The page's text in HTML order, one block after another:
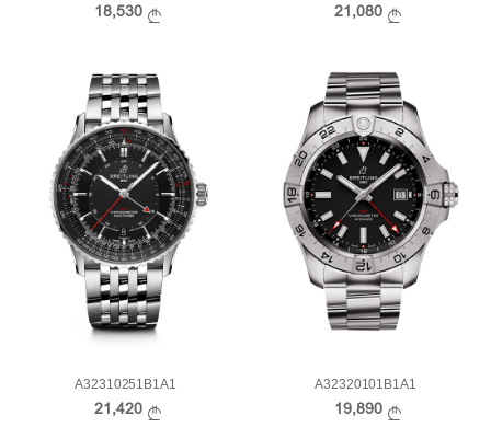
18,530 21,080
A32310251B1A1
21,420
A32320101B1A1
19,890